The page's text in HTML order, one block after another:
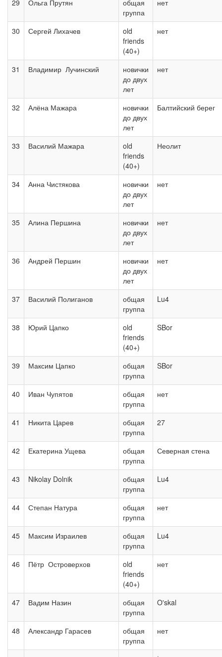
29 Ольга Прутян
общая
группа
нет
30 Сергей Лихачев
old
friends
(40+)
нет
31 Владимир Лучинский
новички
до двух
лет
нет
32 Алёна Мажара
новички
до двух
лет
Балтийский берег
33 Василий Мажара
old
friends
(40+)
Неолит
34 Анна Чистякова
новички
до двух
лет
нет
35 Алина Першина
новички
до двух
лет
нет
36 Андрей Першин
новички
до двух
лет
нет
37 Василий Полиганов
общая
группа
Lu4
38 Юрий Цапко
old
friends
(40+)
SBor
39 Максим Цапко
общая
группа
SBor
40 Иван Чупятов
общая
группа
нет
41 Никита Царев
общая
группа
27
42 Екатерина Ущева
общая
группа
Северная стена
43 Nikolay Dolnik
общая
группа
Lu4
44 Степан Натура
общая
группа
нет
45 Максим Израилев
общая
группа
Lu4
46 Пётр Островерхов
old
friends
(40+)
нет
47 Вадим Назин
общая
группа
O'skal
48 Александр Гарасев
общая
группа
нет